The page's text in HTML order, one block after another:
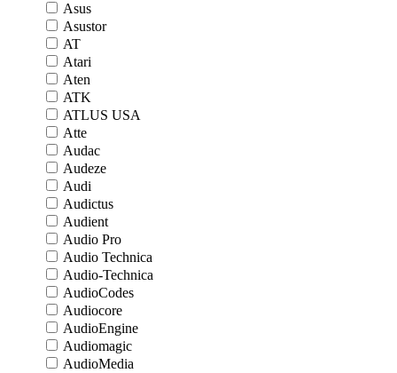
Asus
Asustor
AT
Atari
Aten
ATK
ATLUS USA
Atte
Audac
Audeze
Audi
Audictus
Audient
Audio Pro
Audio Technica
Audio-Technica
AudioCodes
Audiocore
AudioEngine
Audiomagic
AudioMedia